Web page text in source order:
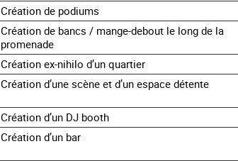
Création de podiums
Création de bancs / mange-debout le long de la
promenade
Création ex-nihilo d’un quartier
Création d’une scène et d’un espace détente
Création d’un DJ booth
Création d’un bar